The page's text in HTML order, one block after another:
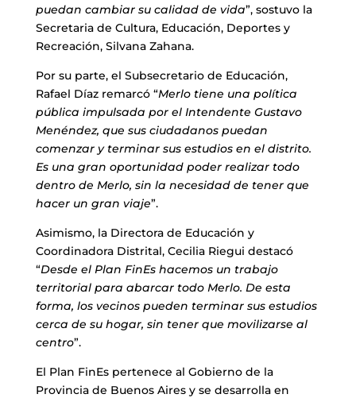
puedan cambiar su calidad de vida”, sostuvo la
Secretaria de Cultura, Educación, Deportes y
Recreación, Silvana Zahana.
Por su parte, el Subsecretario de Educación,
Rafael Díaz remarcó “Merlo tiene una política
pública impulsada por el Intendente Gustavo
Menéndez, que sus ciudadanos puedan
comenzar y terminar sus estudios en el distrito.
Es una gran oportunidad poder realizar todo
dentro de Merlo, sin la necesidad de tener que
hacer un gran viaje”.
Asimismo, la Directora de Educación y
Coordinadora Distrital, Cecilia Riegui destacó
“Desde el Plan FinEs hacemos un trabajo
territorial para abarcar todo Merlo. De esta
forma, los vecinos pueden terminar sus estudios
cerca de su hogar, sin tener que movilizarse al
centro”.
El Plan FinEs pertenece al Gobierno de la
Provincia de Buenos Aires y se desarrolla en